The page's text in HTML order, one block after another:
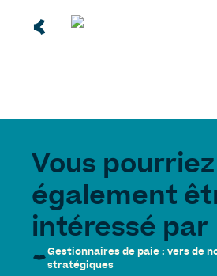
Vous pourriez
également
intéressé par
Gestionnaires de paie : vers de
stratégiques